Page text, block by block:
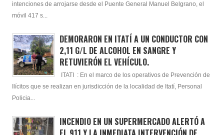
intenciones de arrojarse desde el Puente General Manuel Belgrano, el
móvil 417 s...
DEMORARON EN ITATÍ A UN CONDUCTOR CON
2,11 G/L DE ALCOHOL EN SANGRE Y
RETUVIERÓN EL VEHÍCULO.
ITATI : En el marco de los operativos de Prevención de
Ilícitos que se realizan en jurisdicción de la localidad de Itatí, Personal
Policia...
INCENDIO EN UN SUPERMERCADO ALERTÓ A